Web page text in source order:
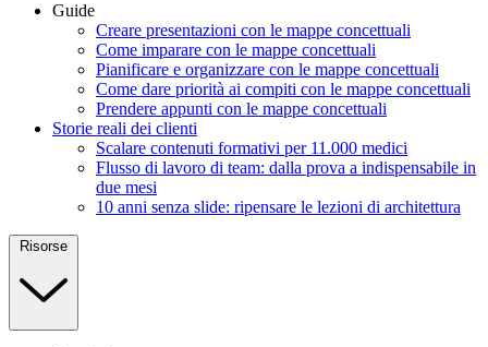
Guide
Creare presentazioni con le mappe concettuali
Come imparare con le mappe concettuali
Pianificare e organizzare con le mappe concettuali
Come dare priorità ai compiti con le mappe concettuali
Prendere appunti con le mappe concettuali
Storie reali dei clienti
Scalare contenuti formativi per 11.000 medici
Flusso di lavoro di team: dalla prova a indispensabile in
due mesi
10 anni senza slide: ripensare le lezioni di architettura
Risorse